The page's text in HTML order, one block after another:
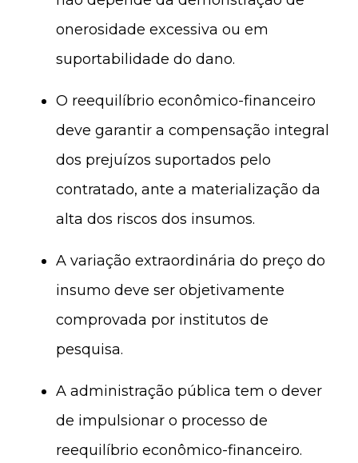
onerosidade excessiva ou em
suportabilidade do dano.
O reequilíbrio econômico-financeiro
deve garantir a compensação integral
dos prejuízos suportados pelo
contratado, ante a materialização da
alta dos riscos dos insumos.
A variação extraordinária do preço do
insumo deve ser objetivamente
comprovada por institutos de
pesquisa.
A administração pública tem o dever
de impulsionar o processo de
reequilíbrio econômico-financeiro.